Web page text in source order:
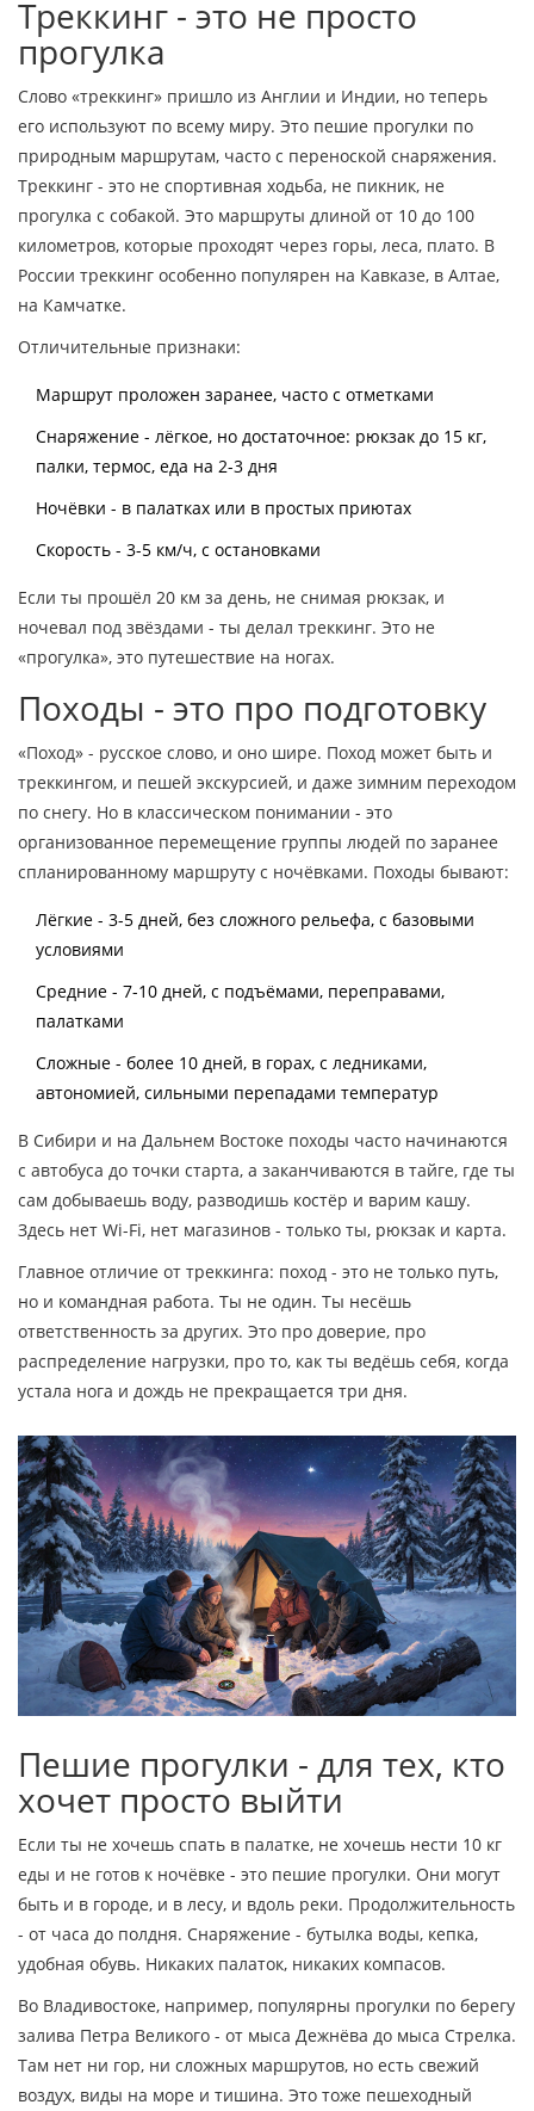
Треккинг - это не просто
прогулка
Слово «треккинг» пришло из Англии и Индии, но теперь
его используют по всему миру. Это пешие прогулки по
природным маршрутам, часто с переноской снаряжения.
Треккинг - это не спортивная ходьба, не пикник, не
прогулка с собакой. Это маршруты длиной от 10 до 100
километров, которые проходят через горы, леса, плато. В
России треккинг особенно популярен на Кавказе, в Алтае,
на Камчатке.
Отличительные признаки:
Маршрут проложен заранее, часто с отметками
Снаряжение - лёгкое, но достаточное: рюкзак до 15 кг,
палки, термос, еда на 2-3 дня
Ночёвки - в палатках или в простых приютах
Скорость - 3-5 км/ч, с остановками
Если ты прошёл 20 км за день, не снимая рюкзак, и
ночевал под звёздами - ты делал треккинг. Это не
«прогулка», это путешествие на ногах.
Походы - это про подготовку
«Поход» - русское слово, и оно шире. Поход может быть и
треккингом, и пешей экскурсией, и даже зимним переходом
по снегу. Но в классическом понимании - это
организованное перемещение группы людей по заранее
спланированному маршруту с ночёвками. Походы бывают:
Лёгкие - 3-5 дней, без сложного рельефа, с базовыми
условиями
Средние - 7-10 дней, с подъёмами, переправами,
палатками
Сложные - более 10 дней, в горах, с ледниками,
автономией, сильными перепадами температур
В Сибири и на Дальнем Востоке походы часто начинаются
с автобуса до точки старта, а заканчиваются в тайге, где ты
сам добываешь воду, разводишь костёр и варим кашу.
Здесь нет Wi-Fi, нет магазинов - только ты, рюкзак и карта.
Главное отличие от треккинга: поход - это не только путь,
но и командная работа. Ты не один. Ты несёшь
ответственность за других. Это про доверие, про
распределение нагрузки, про то, как ты ведёшь себя, когда
устала нога и дождь не прекращается три дня.
Пешие прогулки - для тех, кто
хочет просто выйти
Если ты не хочешь спать в палатке, не хочешь нести 10 кг
еды и не готов к ночёвке - это пешие прогулки. Они могут
быть и в городе, и в лесу, и вдоль реки. Продолжительность
- от часа до полдня. Снаряжение - бутылка воды, кепка,
удобная обувь. Никаких палаток, никаких компасов.
Во Владивостоке, например, популярны прогулки по берегу
залива Петра Великого - от мыса Дежнёва до мыса Стрелка.
Там нет ни гор, ни сложных маршрутов, но есть свежий
воздух, виды на море и тишина. Это тоже пешеходный